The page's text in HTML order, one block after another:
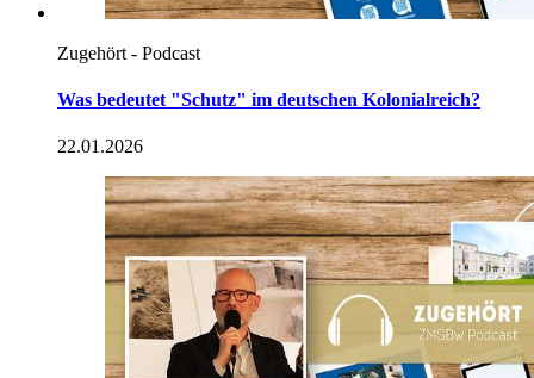
Zugehört - Podcast
Was bedeutet "Schutz" im deutschen Kolonialreich?
22.01.2026